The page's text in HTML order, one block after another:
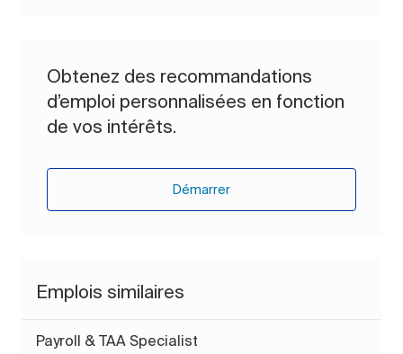
Obtenez des recommandations
d’emploi personnalisées en fonction
de vos intérêts.
Démarrer
Emplois similaires
Payroll & TAA Specialist